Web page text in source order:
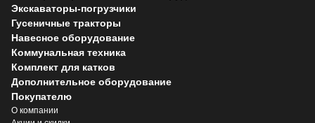
Экскаваторы-погрузчики
Гусеничные тракторы
Навесное оборудование
Коммунальная техника
Комплект для катков
Дополнительное оборудование
Покупателю
О компании